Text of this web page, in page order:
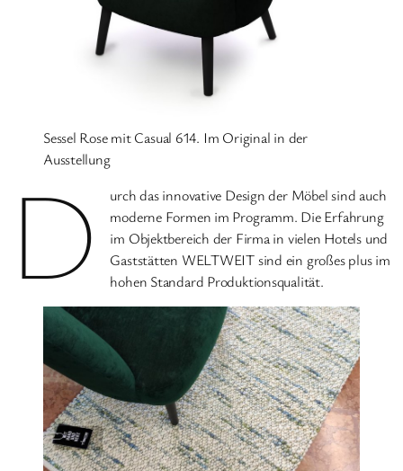
Sessel Rose mit Casual 614. Im Original in der
Ausstellung
D
urch das innovative Design der Möbel sind auch
moderne Formen im Programm. Die Erfahrung
im Objektbereich der Firma in vielen Hotels und
Gaststätten WELTWEIT sind ein großes plus im
hohen Standard Produktionsqualität.